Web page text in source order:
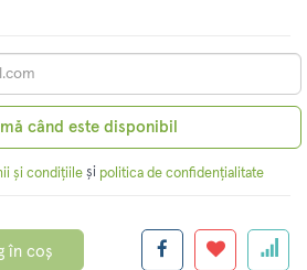
când este disponibil
și condițiile și politica de confidențialitate
în coș